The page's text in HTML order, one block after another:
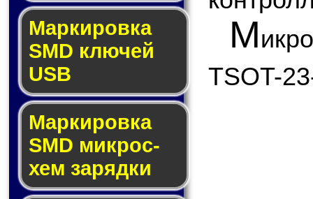
Маркировка
SMD клю­чей
USB
Маркировка
SMD мик­рос­
хем за­ряд­ки
М
TSOT-